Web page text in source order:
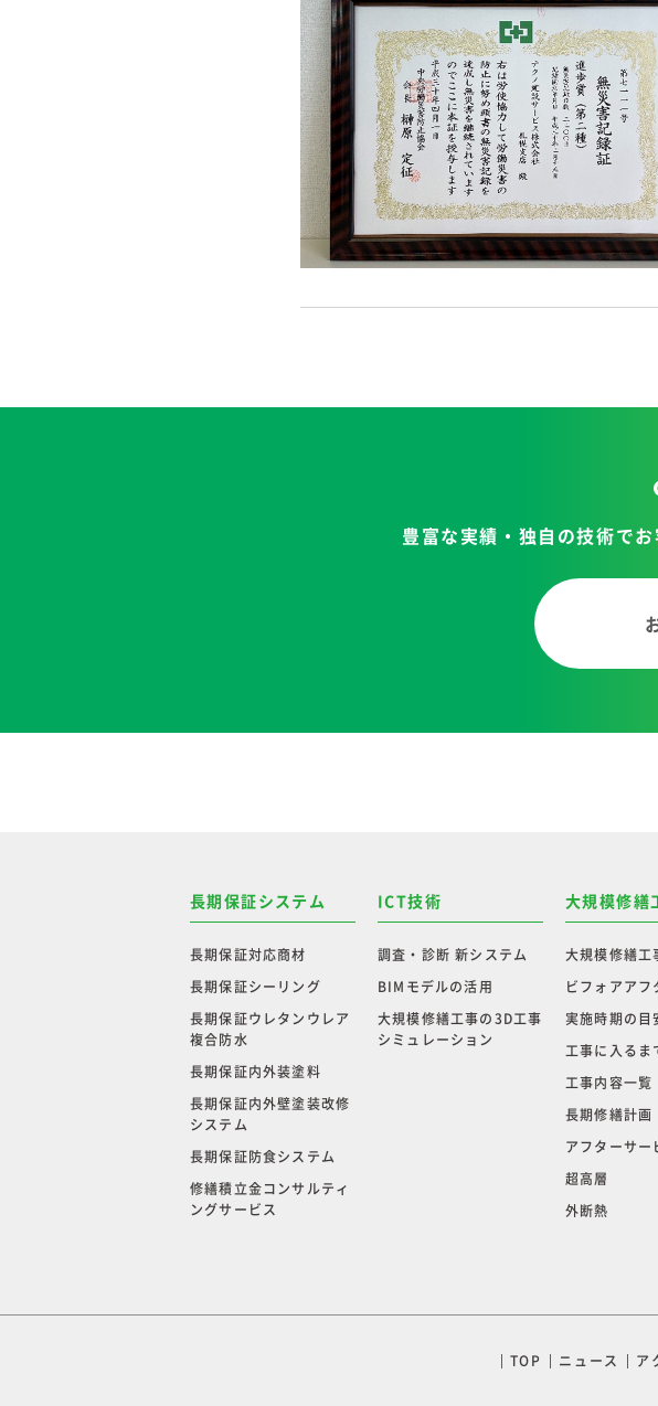
豊富な実績・独自の技術で
長期保証システム
長期保証対応商材
長期保証シーリング
長期保証ウレタンウレア
複合防水
長期保証内外装塗料
長期保証内外壁塗装改修
システム
長期保証防食システム
修繕積立金コンサルティ
ングサービス
ICT技術
調査・診断 新システム
BIMモデルの活用
大規模修繕工事の3D工事
シミュレーション
大規模修繕
大規模修繕工
ビフォアアフ
実施時期の目
工事に入るま
工事内容一覧
長期修繕計画
アフターサー
超高層
外断熱
TOP ニュース ア